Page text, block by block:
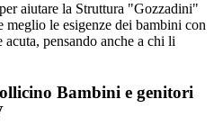
aiutare la Struttura "Gozzadini"
le esigenze dei bambini con
pensando anche a chi li
Bambini e genitori